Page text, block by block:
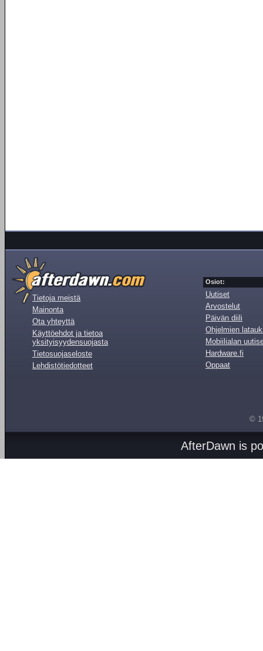
Tietoja meistä
Mainonta
Ota yhteyttä
Käyttöehdot ja tietoa
yksityisyydensuojasta
Tietosuojaseloste
Lehdistötiedotteet
Osiot:
Uutiset
Arvostelut
Päivän diili
Ohjelmien
Mobiilialan
Hardware.fi
Oppaat
©
AfterDawn is